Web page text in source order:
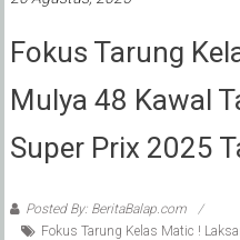
Fokus Tarung
Mulya 48 Kawal
Super Prix 2025
Posted By: BeritaBalap.com
Fokus Tarung Kelas Matic !